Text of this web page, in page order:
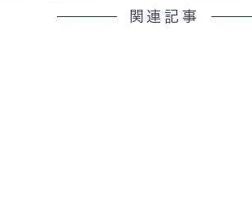
関連記事